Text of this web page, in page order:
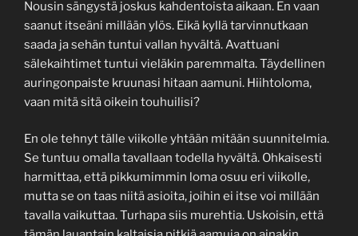
Nousin sängystä joskus kahdentoista aikaan. En vaan
saanut itseäni millään ylös. Eikä kyllä tarvinnutkaan
saada ja sehän tuntui vallan hyvältä. Avattuani
sälekaihtimet tuntui vieläkin paremmalta. Täydellinen
auringonpaiste kruunasi hitaan aamuni. Hiihtoloma,
vaan mitä sitä oikein touhuilisi?
En ole tehnyt tälle viikolle yhtään mitään suunnitelmia.
Se tuntuu omalla tavallaan todella hyvältä. Ohkaisesti
harmittaa, että pikkumimmin loma osuu eri viikolle,
mutta se on taas niitä asioita, joihin ei itse voi millään
tavalla vaikuttaa. Turhapa siis murehtia. Uskoisin, että